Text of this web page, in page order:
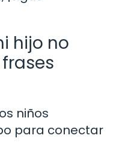
hijo no
niños
para conectar